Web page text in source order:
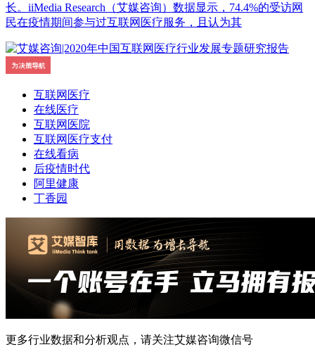
长。iiMedia Research（艾媒咨询）数据显示，74.4%的受访网
民在疫情期间参与过互联网医疗服务，且认为其
互联网医疗
在线医疗
互联网医院
互联网医疗支付
在线看病
后疫情时代
阿里健康
丁香园
更多行业数据和分析观点，请关注艾媒咨询微信号